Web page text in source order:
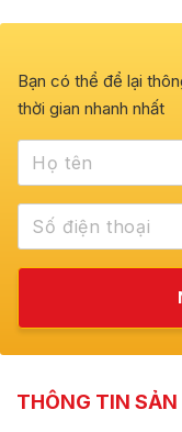
Bạn có thể để lại
thời gian nhanh nhất
THÔNG TIN SẢN